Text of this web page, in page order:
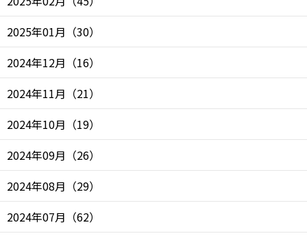
2025年01月 （30）
2024年12月 （16）
2024年11月 （21）
2024年10月 （19）
2024年09月 （26）
2024年08月 （29）
2024年07月 （62）